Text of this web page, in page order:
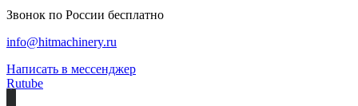
Звонок по России бесплатно
info@hitmachinery.ru
Написать в мессенджер
Rutube